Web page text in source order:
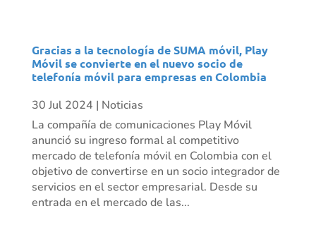
Gracias a la tecnología de SUMA móvil, Play
Móvil se convierte en el nuevo socio de
telefonía móvil para empresas en Colombia
30 Jul 2024 | Noticias
La compañía de comunicaciones Play Móvil
anunció su ingreso formal al competitivo
mercado de telefonía móvil en Colombia con el
objetivo de convertirse en un socio integrador de
servicios en el sector empresarial. Desde su
entrada en el mercado de las...